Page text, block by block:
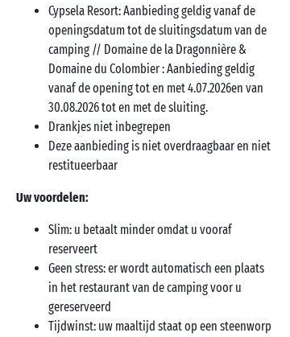
Cypsela Resort: Aanbieding geldig vanaf de
openingsdatum tot de sluitingsdatum van de
camping // Domaine de la Dragonnière &
Domaine du Colombier : Aanbieding geldig
vanaf de opening tot en met 4.07.2026en van
30.08.2026 tot en met de sluiting.
Drankjes niet inbegrepen
Deze aanbieding is niet overdraagbaar en niet
restitueerbaar
Uw voordelen:
Slim: u betaalt minder omdat u vooraf
reserveert
Geen stress: er wordt automatisch een plaats
in het restaurant van de camping voor u
gereserveerd
Tijdwinst: uw maaltijd staat op een steenworp